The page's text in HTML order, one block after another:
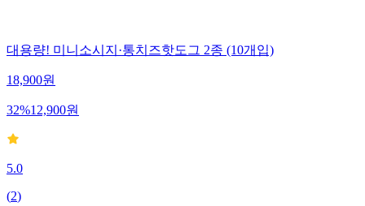
대용량! 미니소시지·통치즈핫도그 2종 (10개입)
18,900원
32%12,900원
5.0
(2)